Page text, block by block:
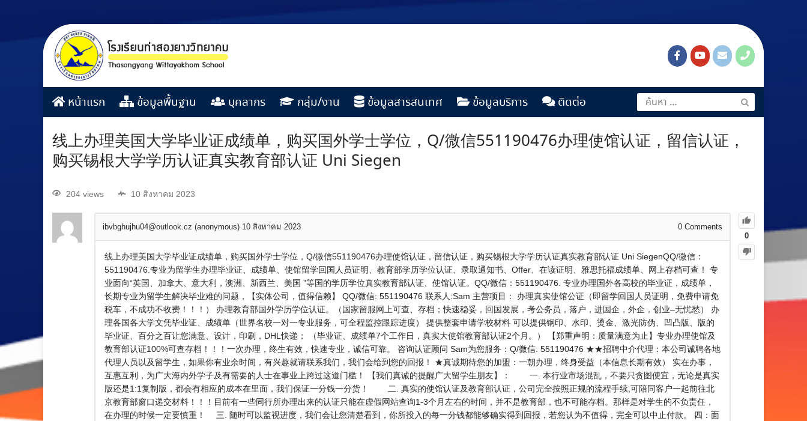
หน้าแรก ข้อมูลพื้นฐาน บุคลากร กลุ่ม/งาน ข้อมูลสารสนเทศ ข้อมูลบริการ ติดต่อ
线上办理美国大学毕业证成绩单，购买国外学士学位，Q/微信551190476办理使馆认证，留信认证，
购买锡根大学学历认证真实教育部认证 Uni Siegen
204 views 10 สิงหาคม 2023
0
ibvbghujhu04@outlook.cz (anonymous) 10 สิงหาคม 2023 0 Comments
线上办理美国大学毕业证成绩单，购买国外学士学位，Q/微信551190476办理使馆认证，留信认证，购买锡根大学学历认证真实教育部认证 Uni SiegenQQ/微信：
551190476.专业为留学生办理毕业证、成绩单、使馆留学回国人员证明、教育部学历学位认证、录取通知书、Offer、在读证明、雅思托福成绩单、网上存档可查！ 专
业面向“英国、加拿大、意大利，澳洲、新西兰、美国 ”等国的学历学位真实教育部认证、使馆认证。QQ/微信：551190476. 专业办理国外各高校的毕业证，成绩单，
长期专业为留学生解决毕业难的问题，【实体公司，值得信赖】 QQ/微信: 551190476 联系人:Sam 主营项目： 办理真实使馆公证（即留学回国人员证明，免费申请免
税车，不成功不收费！！！） 办理教育部国外学历学位认证。（国家留服网上可查、存档；快速稳妥，回国发展，考公务员，落户，进国企，外企，创业–无忧愁） 办
理各国各大学文凭毕业证、成绩单（世界名校一对一专业服务，可全程监控跟踪进度） 提供整套申请学校材料 可以提供钢印、水印、烫金、激光防伪、凹凸版、版的
毕业证、百分之百让您满意、设计，印刷，DHL快递； （毕业证、成绩单7个工作日，真实大使馆教育部认证2个月。） 【郑重声明：质量满意为止】专业办理使馆及
教育部认证100%可查存档！！！一次办理，终生有效，快速专业，诚信可靠。 咨询认证顾问 Sam为您服务：Q/微信: 551190476 ★★招聘中介代理：本公司诚聘各地
代理人员以及留学生，如果你有业余时间，有兴趣就请联系我们，我们会给到您的回报！ ★真诚期待您的加盟：一朝办理，终身受益（本信息长期有效） 实在办事，
互惠互利，为广大海内外学子及有需要的人士在事业上跨过这道门槛！ 【我们真诚的提醒广大留学生朋友】： 一. 本行业市场混乱，不要只贪图便宜，无论是真实
版还是1:1复制版，都会有相应的成本在里面，我们保证一分钱一分货！ 二. 真实的使馆认证及教育部认证，公司完全按照正规的流程手续,可陪同客户一起前往北
京教育部窗口递交材料！！！目前有一些同行所办理出来的认证只能在虚假网站查询1-3个月左右的时间，并不是教育部，也不可能存档。那样是对学生的不负责任，
在办理的时候一定要慎重！ 三. 随时可以监视进度，我们会让您清楚看到，你所投入的每一分钱都能够确实得到回报，若您认为不值得，完全可以中止付款。 四：面